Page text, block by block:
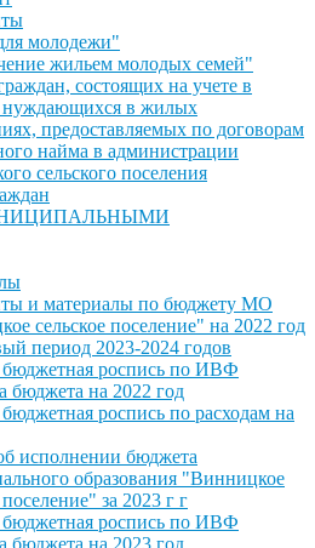
молодежи"
жильем молодых семей"
состоящих на учете в
нуждающихся в жилых
предоставляемых по договорам
найма в администрации
сельского поселения
и материалы по бюджету МО
сельское поселение" на 2022 год
период 2023-2024 годов
бюджетная роспись по ИВФ
бюджета на 2022 год
роспись по расходам на
исполнении бюджета
образования "Винницкое
поселение" за 2023 г г
бюджетная роспись по ИВФ
бюджета на 2023 год